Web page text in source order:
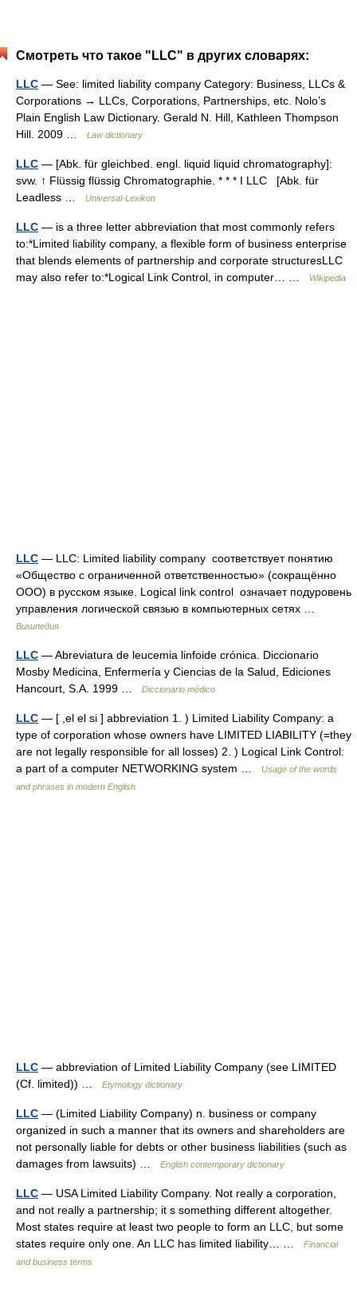
Смотреть что такое "LLC" в других словарях:
LLC — See: limited liability company Category: Business, LLCs &
Corporations → LLCs, Corporations, Partnerships, etc. Nolo’s
Plain English Law Dictionary. Gerald N. Hill, Kathleen Thompson
Hill. 2009 …
Law dictionary
LLC — [Abk. für gleichbed. engl. liquid liquid chromatography]:
svw. ↑ Flüssig flüssig Chromatographie. * * * I LLC [Abk. für
Leadless …
Universal-Lexikon
LLC — is a three letter abbreviation that most commonly refers
to:*Limited liability company, a flexible form of business enterprise
that blends elements of partnership and corporate structuresLLC
may also refer to:*Logical Link Control, in computer… …
Wikipedia
LLC — LLC: Limited liability company соответствует понятию
«Общество с ограниченной ответственностью» (сокращённо
ООО) в русском языке. Logical link control означает подуровень
управления логической связью в компьютерных сетях …
Википедия
LLC — Abreviatura de leucemia linfoide crónica. Diccionario
Mosby Medicina, Enfermería y Ciencias de la Salud, Ediciones
Hancourt, S.A. 1999 …
Diccionario médico
LLC — [ ,el el si ] abbreviation 1. ) Limited Liability Company: a
type of corporation whose owners have LIMITED LIABILITY (=they
are not legally responsible for all losses) 2. ) Logical Link Control:
a part of a computer NETWORKING system …
Usage of the words
and phrases in modern English
LLC — abbreviation of Limited Liability Company (see LIMITED
(Cf. limited)) …
Etymology dictionary
LLC — (Limited Liability Company) n. business or company
organized in such a manner that its owners and shareholders are
not personally liable for debts or other business liabilities (such as
damages from lawsuits) …
English contemporary dictionary
LLC — USA Limited Liability Company. Not really a corporation,
and not really a partnership; it s something different altogether.
Most states require at least two people to form an LLC, but some
states require only one. An LLC has limited liability… …
Financial
and business terms